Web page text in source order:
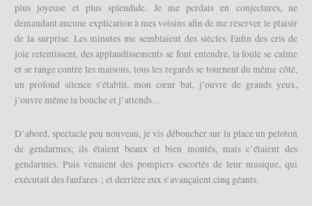
plus joyeuse et plus splendide. Je me perdais en conjectures, ne
demandant aucune explication à mes voisins afin de me réserver le plaisir
de la surprise. Les minutes me semblaient des siècles. Enfin des cris de
joie retentissent, des applaudissements se font entendre, la foule se calme
et se range contre les maisons, tous les regards se tournent du même côté,
un profond silence s’établit, mon cœur bat, j’ouvre de grands yeux,
j’ouvre même la bouche et j’attends…
D’abord, spectacle peu nouveau, je vis déboucher sur la place un peloton
de gendarmes; ils étaient beaux et bien montés, mais c’étaient des
gendarmes. Puis venaient des pompiers escortés de leur musique, qui
exécutait des fanfares ; et derrière eux s’avançaient cinq géants.